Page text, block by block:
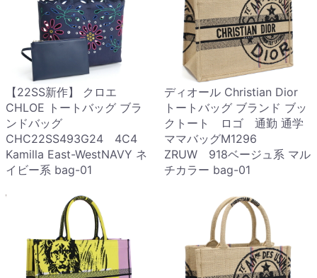
【22SS新作】 クロエ
CHLOE トートバッグ ブラ
ンドバッグ
CHC22SS493G24 4C4
Kamilla East-WestNAVY ネ
イビー系 bag-01
ディオール Christian Dior
トートバッグ ブランド ブッ
クトート ロゴ 通勤 通学
ママバッグM1296
ZRUW 918ベージュ系 マル
チカラー bag-01